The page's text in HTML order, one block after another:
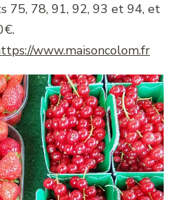
75, 78, 91, 92, 93 et 94, et
www.maisoncolom.fr